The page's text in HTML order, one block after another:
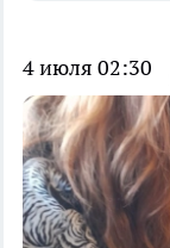
4 июля 02:30